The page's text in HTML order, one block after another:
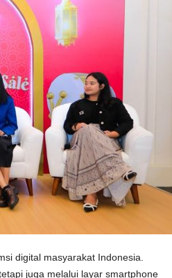
digital masyarakat Indonesia.
juga melalui layar smartphone